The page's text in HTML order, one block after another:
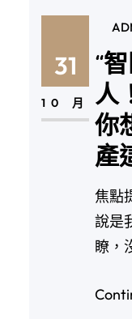
31
10 月
“
人
你
產
焦點
說是
瞭，